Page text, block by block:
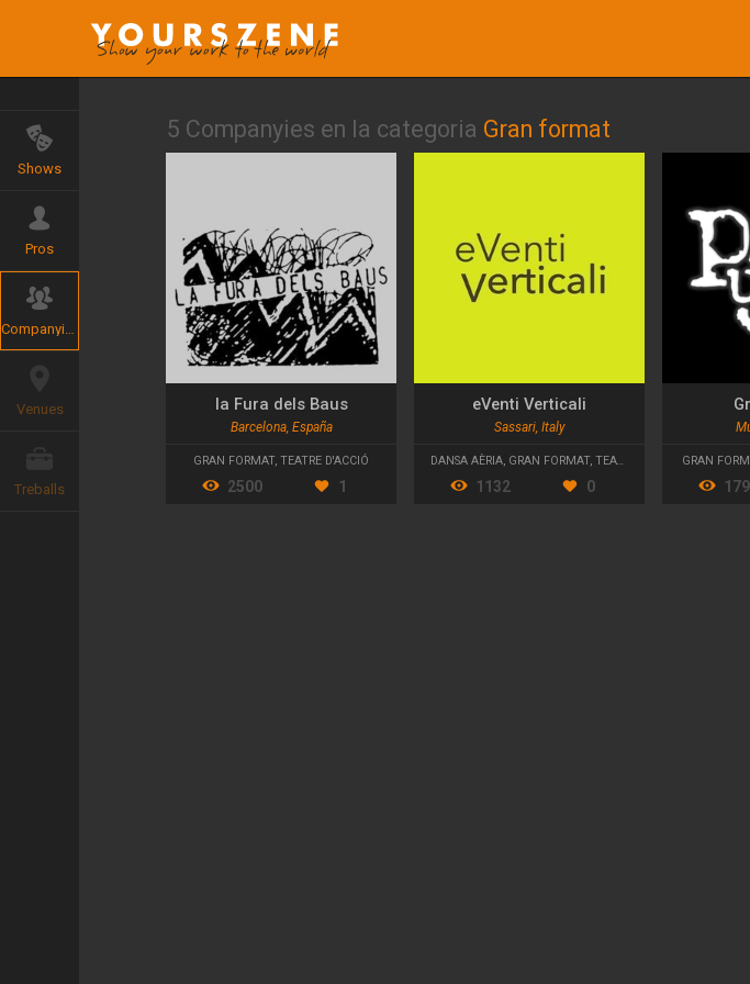
Shows
Pros
Venues
Treballs
5 Companyies en la categoria Gran format
la Fura dels Baus
Barcelona, España
GRAN FORMAT, TEATRE D'ACCIÓ
2500 1
eVenti Verticali
Sassari, Italy
DANSA AÈRIA, GRAN FORMAT, TEATRE DE CARRER
1132 0
GRAN